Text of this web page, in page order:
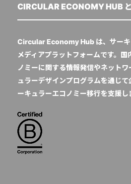
CIRCULAR ECONOMY HUB
Circular Economy Hub は、サーキ
メディアプラットフォームです。国
ノミーに関する情報発信やネット
ュラーデザインプログラムを通じ
ーキュラーエコノミー移行を支援し